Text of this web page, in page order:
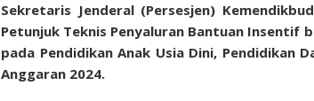
Sekretaris Jenderal (Persesjen)
Petunjuk Teknis Penyaluran Bantuan Insentif
pada Pendidikan Anak Usia Dini, Pendidikan
Anggaran 2024.